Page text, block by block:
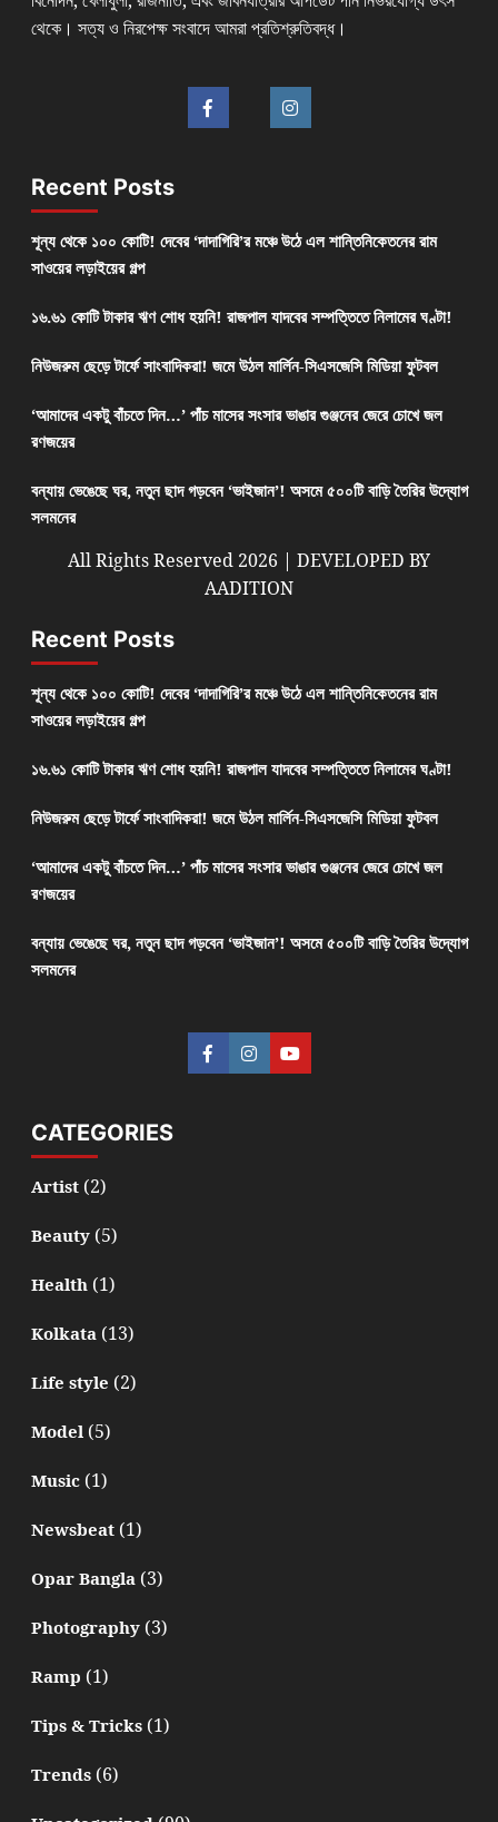
থেকে। সত্য ও নিরপেক্ষ সংবাদে আমরা প্রতিশ্রুতিবদ্ধ।
Recent Posts
শূন্য থেকে ১০০ কোটি! দেবের ‘দাদাগিরি’র মঞ্চে উঠে এল শান্তিনিকেতনের রাম
সাওয়ের লড়াইয়ের গল্প
১৬.৬১ কোটি টাকার ঋণ শোধ হয়নি! রাজপাল যাদবের সম্পত্তিতে নিলামের ঘণ্টা!
নিউজরুম ছেড়ে টার্ফে সাংবাদিকরা! জমে উঠল মার্লিন-সিএসজেসি মিডিয়া ফুটবল
‘আমাদের একটু বাঁচতে দিন…’ পাঁচ মাসের সংসার ভাঙার গুঞ্জনের জেরে চোখে জল
রণজয়ের
বন্যায় ভেঙেছে ঘর, নতুন ছাদ গড়বেন ‘ভাইজান’! অসমে ৫০০টি বাড়ি তৈরির উদ্যোগ
সলমনের
All Rights Reserved 2026 | DEVELOPED BY
AADITION
Recent Posts
শূন্য থেকে ১০০ কোটি! দেবের ‘দাদাগিরি’র মঞ্চে উঠে এল শান্তিনিকেতনের রাম
সাওয়ের লড়াইয়ের গল্প
১৬.৬১ কোটি টাকার ঋণ শোধ হয়নি! রাজপাল যাদবের সম্পত্তিতে নিলামের ঘণ্টা!
নিউজরুম ছেড়ে টার্ফে সাংবাদিকরা! জমে উঠল মার্লিন-সিএসজেসি মিডিয়া ফুটবল
‘আমাদের একটু বাঁচতে দিন…’ পাঁচ মাসের সংসার ভাঙার গুঞ্জনের জেরে চোখে জল
রণজয়ের
বন্যায় ভেঙেছে ঘর, নতুন ছাদ গড়বেন ‘ভাইজান’! অসমে ৫০০টি বাড়ি তৈরির উদ্যোগ
সলমনের
CATEGORIES
Artist(2)
Beauty(5)
Health(1)
Kolkata(13)
Life style (2)
Model(5)
Music(1)
Newsbeat(1)
Opar Bangla(3)
Photography(3)
Ramp (1)
Tips & Tricks(1)
Trends(6)